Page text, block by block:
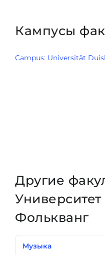
Кампусы
Campus: Universität
Другие
Университет
Фолькванг
Музыка